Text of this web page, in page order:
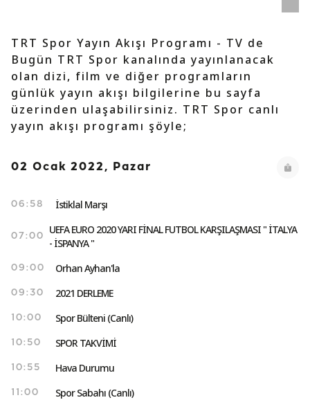
TRT Spor Yayın Akışı Programı - TV de
Bugün TRT Spor kanalında yayınlanacak
olan dizi, film ve diğer programların
günlük yayın akışı bilgilerine bu sayfa
üzerinden ulaşabilirsiniz. TRT Spor canlı
yayın akışı programı şöyle;
02 Ocak 2022, Pazar
06:58 İstiklal Marşı
07:00
UEFA EURO 2020 YARI FİNAL FUTBOL KARŞILAŞMASI " İTALYA
- İSPANYA "
09:00 Orhan Ayhan'la
09:30 2021 DERLEME
10:00 Spor Bülteni (Canlı)
10:50 SPOR TAKVİMİ
10:55 Hava Durumu
11:00 Spor Sabahı (Canlı)